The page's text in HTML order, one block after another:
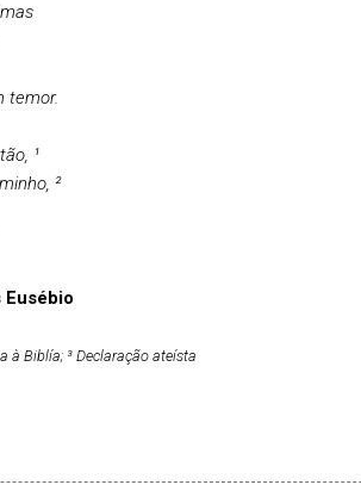
temor.
¹
²
Eusébio
à Biblía; ³ Declaração ateísta